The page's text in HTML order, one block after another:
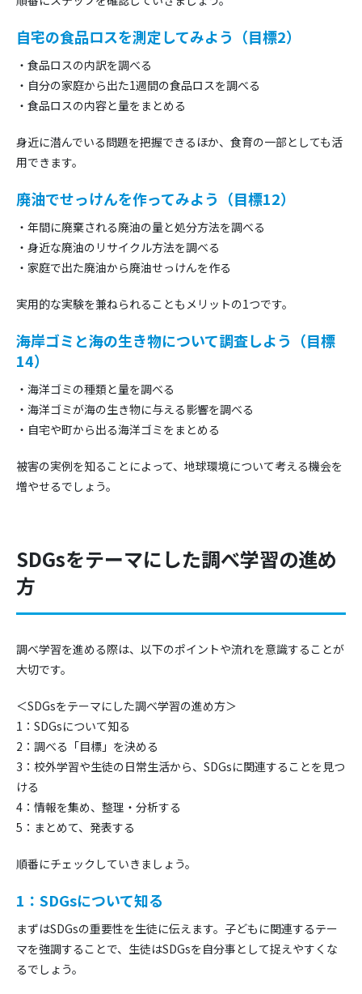
自宅の食品ロスを測定してみよう（目標2）
・食品ロスの内訳を調べる
・自分の家庭から出た1週間の食品ロスを調べる
・食品ロスの内容と量をまとめる
身近に潜んでいる問題を把握できるほか、食育の一部としても活
用できます。
廃油でせっけんを作ってみよう（目標12）
・年間に廃棄される廃油の量と処分方法を調べる
・身近な廃油のリサイクル方法を調べる
・家庭で出た廃油から廃油せっけんを作る
実用的な実験を兼ねられることもメリットの1つです。
海岸ゴミと海の生き物について調査しよう（目標
14）
・海洋ゴミの種類と量を調べる
・海洋ゴミが海の生き物に与える影響を調べる
・自宅や町から出る海洋ゴミをまとめる
被害の実例を知ることによって、地球環境について考える機会を
増やせるでしょう。
SDGsをテーマにした調べ学習の進め
方
調べ学習を進める際は、以下のポイントや流れを意識することが
大切です。
＜SDGsをテーマにした調べ学習の進め方＞
1：SDGsについて知る
2：調べる「目標」を決める
3：校外学習や生徒の日常生活から、SDGsに関連することを見つ
ける
4：情報を集め、整理・分析する
5：まとめて、発表する
順番にチェックしていきましょう。
1：SDGsについて知る
まずはSDGsの重要性を生徒に伝えます。子どもに関連するテー
マを強調することで、生徒はSDGsを自分事として捉えやすくな
るでしょう。